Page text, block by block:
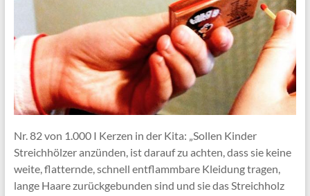
Nr. 82 von 1.000 I Kerzen in der Kita: „Sollen Kinder
Streichhölzer anzünden, ist darauf zu achten, dass sie keine
weite, flatternde, schnell entflammbare Kleidung tragen,
lange Haare zurückgebunden sind und sie das Streichholz